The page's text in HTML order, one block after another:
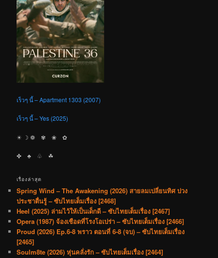
เร็วๆ นี้ – Apartment 1303 (2007)
เร็วๆ นี้ – Yes (2025)
☀︎ ☽ ❁ ✾ ❀ ✿
✤ ♣︎ ♧ ☘︎
เรื่องล่าสุด
Spring Wind – The Awakening (2026) สายลมเปลี่ยนทิศ ปวง
ประชาตื่นรู้ – ซับไทยเต็มเรื่อง [2468]
Heel (2025) ล่ามไว้ให้เป็นเด็กดี – ซับไทยเต็มเรื่อง [2467]
Opera (1987) จ้องเชือดที่โรงโอเปร่า – ซับไทยเต็มเรื่อง [2466]
Proud (2026) Ep.6-8 พราว ตอนที่ 6-8 (จบ) – ซับไทยเต็มเรื่อง
[2465]
Soulm8te (2026) หุ่นคลั่งรัก – ซับไทยเต็มเรื่อง [2464]